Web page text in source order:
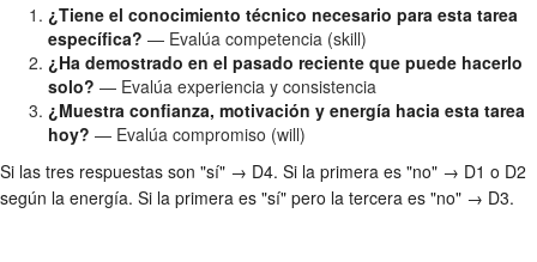
¿Tiene el conocimiento técnico necesario para esta tarea
específica? — Evalúa competencia (skill)
¿Ha demostrado en el pasado reciente que puede hacerlo
solo? — Evalúa experiencia y consistencia
¿Muestra confianza, motivación y energía hacia esta tarea
hoy? — Evalúa compromiso (will)
Si las tres respuestas son "sí" → D4. Si la primera es "no" → D1 o D2
según la energía. Si la primera es "sí" pero la tercera es "no" → D3.